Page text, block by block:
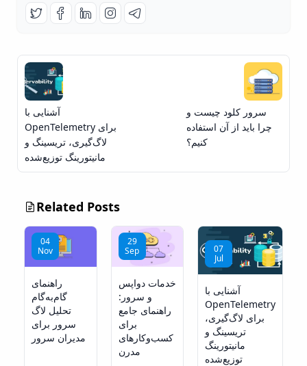
آشنایی با
OpenTelemetry برای
لاگ‌گیری، تریسینگ و
مانیتورینگ توزیع‌شده
سرور کلود چیست و
چرا باید از آن استفاده
کنیم؟
Related Posts
04
Nov
راهنمای
گام‌به‌گام
تحلیل لاگ
سرور برای
مدیران سرور
29
Sep
خدمات دواپس
و سرور:
راهنمای جامع
برای
کسب‌وکارهای
مدرن
07
Jul
آشنایی با
OpenTelemetry
برای لاگ‌گیری،
تریسینگ و
مانیتورینگ
توزیع‌شده